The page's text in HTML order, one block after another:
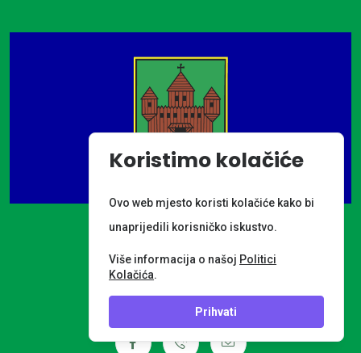
Powered by
Koristimo kolačiće
Ovo web mjesto koristi kolačiće kako bi
unaprijedili korisničko iskustvo.
Više informacija o našoj Politici
Kolačića.
Prihvati